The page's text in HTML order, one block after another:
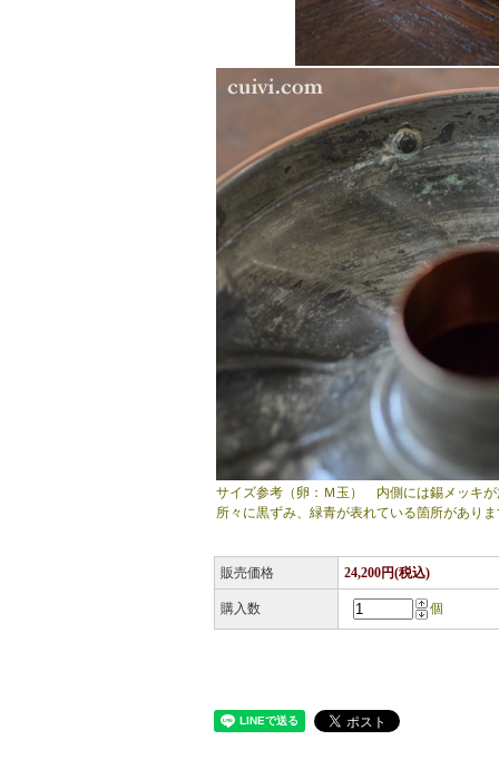
サイズ参考（卵：Ｍ玉） 内側には錫メッキが
所々に黒ずみ、緑青が表れている箇所があり
販売価格 24,200円(税込)
購入数 個